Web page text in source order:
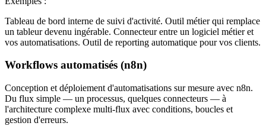
Tableau de bord interne de suivi d'activité. Outil métier qui remplace
un tableur devenu ingérable. Connecteur entre un logiciel métier et
vos automatisations. Outil de reporting automatique pour vos clients.
Workflows automatisés (n8n)
Conception et déploiement d'automatisations sur mesure avec n8n.
Du flux simple — un processus, quelques connecteurs — à
l'architecture complexe multi-flux avec conditions, boucles et
gestion d'erreurs.